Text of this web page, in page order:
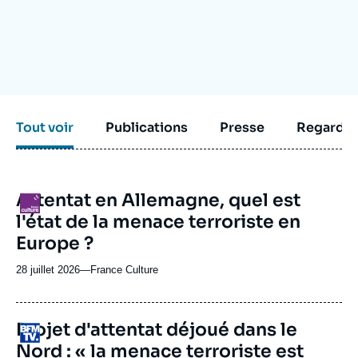
Tout voir Publications Presse
Logo
URL
de
Spotify
Attentat en Allemagne, quel est
l'état de la menace terroriste en
Europe ?
28 juillet 2026—Nom
journal,
ou
émission
France Culture
Logo
URL
de
Dailymotion
Projet d'attentat déjoué dans le
Nord : « la menace terroriste est